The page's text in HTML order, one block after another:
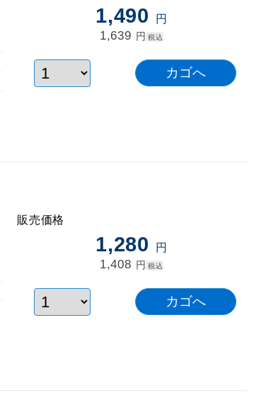
1,490 円
1,639 円 税込
販売価格
1,280 円
1,408 円 税込